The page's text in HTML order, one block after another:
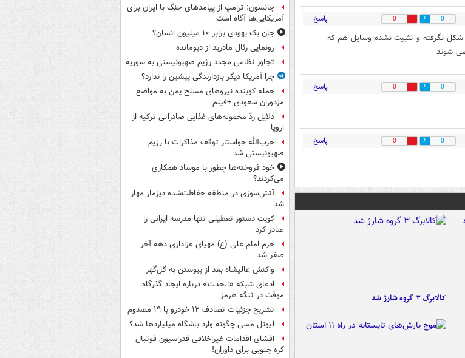
0
0 پاسخ
نگرفته و تثبیت نشده وسایل هم که
می شوند
0
0 پاسخ
0
0 پاسخ
کالابرگ ۳ گروه شارژ شد
جانسون: ترامپ از پیامدهای جنگ با ایران برای
آمریکایی‌ها آگاه است
جان یک یهودی برابر ۱۰ میلیون انسان؟
رونمایی رئال مادرید از دیومانده
تجاوز نظامی مجدد رژیم صهیونیستی به سوریه
چرا آمریکا دیگر بازدارندگی پیشین را ندارد؟
حمله کوبنده نیروهای مسلح یمن به مواضع
مزدوران سعودی +فیلم
دلایل ردّ محموله‌های غذایی صادراتی ترکیه از
اروپا
حزب‌الله خواستار توقف مذاکرات با رژیم
صهیونیستی شد
خود فروخته‌ها چطور با موساد همکاری
می‌کردند؟
آتش‌سوزی در منطقه حفاظت‌شده دیزمار مهار
شد
کویت دستور تعطیلی تنها مدرسه ایرانی را
صادر کرد
حرم امام علی (ع) مهیای عزاداری دهه آخر
صفر شد
واکنش عالیشاه بعد از پیوستن به گل‌گهر
ادعای شبکه «الحدث» درباره ایجاد گذرگاه
موقت در تنگه هرمز
تشریح جزئیات تصادف ۱۲ خودرو با ۱۹ مصدوم
لیونل مسی چگونه وارد باشگاه میلیاردها شد؟
افشای اقدامات غیراخلاقی فدراسیون فوتبال
کره جنوبی برای داوران!